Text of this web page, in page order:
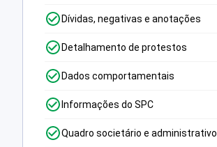
Dívidas, negativas e anotações
Detalhamento de protestos
Dados comportamentais
Informações do SPC
Quadro societário e administrativo